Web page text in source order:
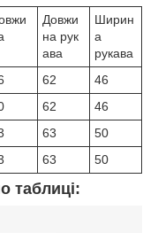
Довжи
на рук
ава
Ширин
а
рукава
62
46
62
46
63
50
63 50
таблиці: